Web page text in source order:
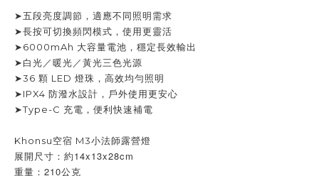
➤五段亮度調節，適應不同照明需求
➤長按可切換頻閃模式，使用更靈活
➤6000mAh 大容量電池，穩定長效輸出
➤白光／暖光／黃光三色光源
➤36 顆 LED 燈珠，高效均勻照明
➤IPX4 防潑水設計，戶外使用更安心
➤Type-C 充電，便利快速補電
Khonsu空宿 M3小法師露營燈
展開尺寸：約14x13x28cm
重量：210公克